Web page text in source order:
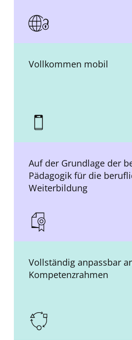
Vollkommen mobil
Auf der Grundlage der
Pädagogik für die
Weiterbildung
Vollständig anpassbar
Kompetenzrahmen